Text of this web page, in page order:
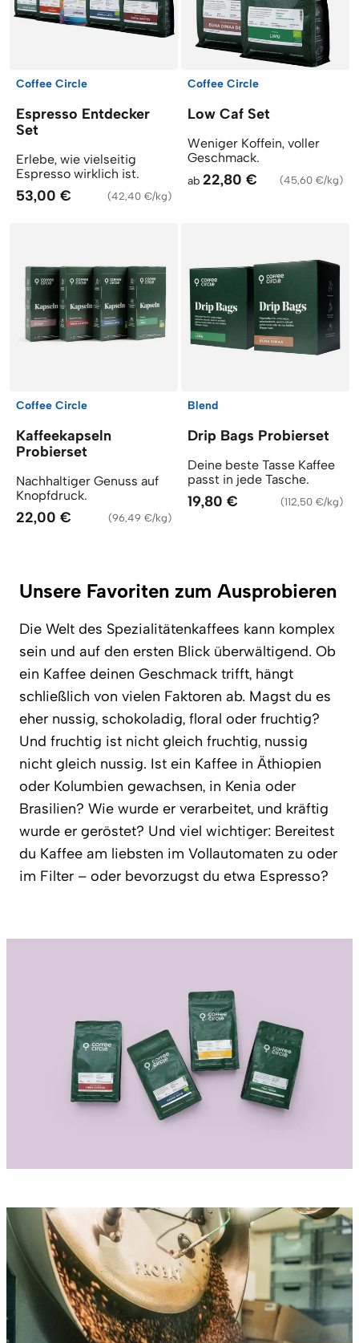
Coffee Circle
Espresso Entdecker
Set
Erlebe, wie vielseitig
Espresso wirklich ist.
53,00 € (42,40 €/kg)
Coffee Circle
Low Caf Set
Weniger Koffein, voller
Geschmack.
ab 22,80 € (45,60 €/kg)
Coffee Circle
Kaffeekapseln
Probierset
Nachhaltiger Genuss auf
Knopfdruck.
22,00 € (96,49 €/kg)
Blend
Drip Bags Probierset
Deine beste Tasse Kaffee
passt in jede Tasche.
19,80 € (112,50 €/kg)
Unsere Favoriten zum Ausprobieren
Die Welt des Spezialitätenkaffees kann komplex
sein und auf den ersten Blick überwältigend. Ob
ein Kaffee deinen Geschmack trifft, hängt
schließlich von vielen Faktoren ab. Magst du es
eher nussig, schokoladig, floral oder fruchtig?
Und fruchtig ist nicht gleich fruchtig, nussig
nicht gleich nussig. Ist ein Kaffee in Äthiopien
oder Kolumbien gewachsen, in Kenia oder
Brasilien? Wie wurde er verarbeitet, und kräftig
wurde er geröstet? Und viel wichtiger: Bereitest
du Kaffee am liebsten im Vollautomaten zu oder
im Filter – oder bevorzugst du etwa Espresso?